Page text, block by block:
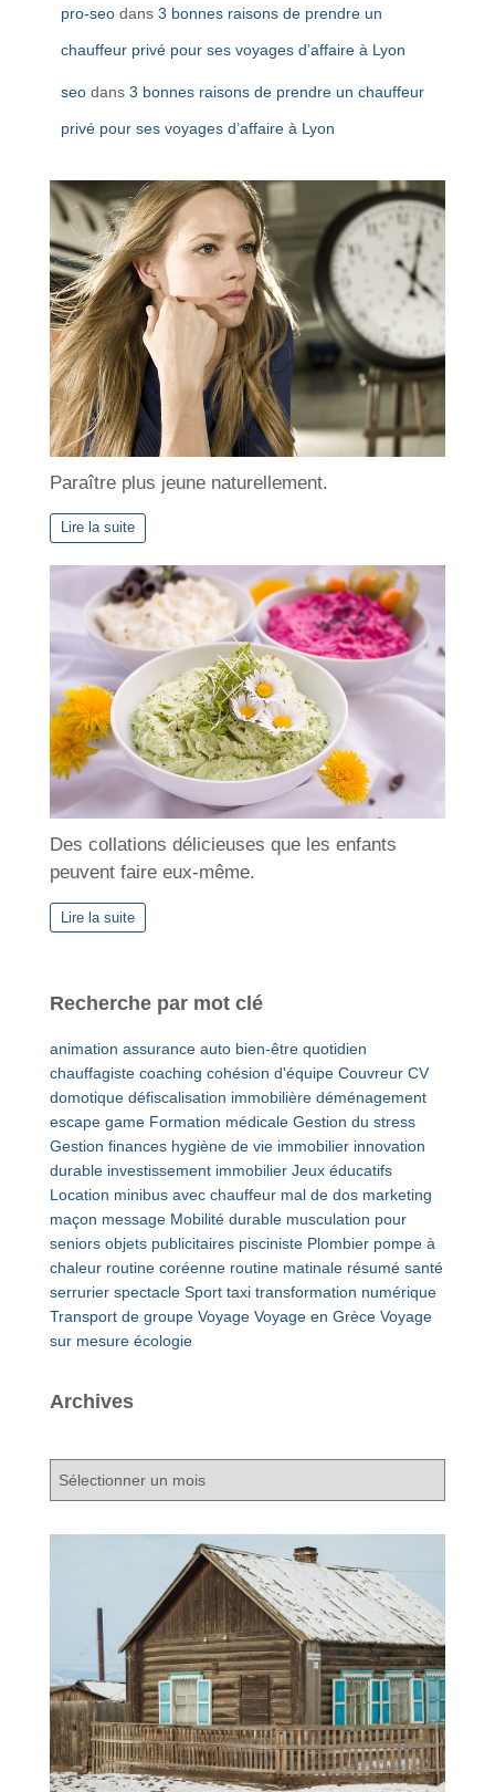
pro-seo dans 3 bonnes raisons de prendre un
chauffeur privé pour ses voyages d’affaire à Lyon
seo dans 3 bonnes raisons de prendre un chauffeur
privé pour ses voyages d’affaire à Lyon
Paraître plus jeune naturellement.
Lire la suite
Des collations délicieuses que les enfants
peuvent faire eux-même.
Lire la suite
Recherche par mot clé
animation assurance auto bien-être quotidien
chauffagiste coaching cohésion d'équipe Couvreur CV
domotique défiscalisation immobilière déménagement
escape game Formation médicale Gestion du stress
Gestion finances hygiène de vie immobilier innovation
durable investissement immobilier Jeux éducatifs
Location minibus avec chauffeur mal de dos marketing
maçon message Mobilité durable musculation pour
seniors objets publicitaires pisciniste Plombier pompe à
chaleur routine coréenne routine matinale résumé santé
serrurier spectacle Sport taxi transformation numérique
Transport de groupe Voyage Voyage en Grèce Voyage
sur mesure écologie
Archives
A
c